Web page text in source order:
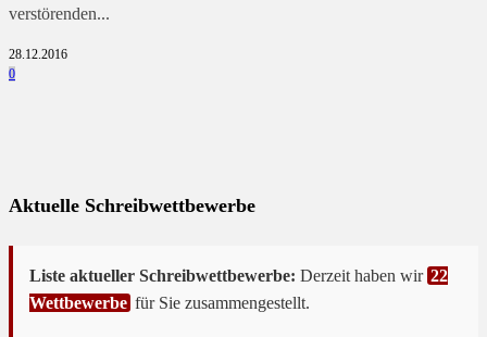
verstörenden...
28.12.2016
0
Aktuelle Schreibwettbewerbe
Liste aktueller Schreibwettbewerbe: Derzeit haben wir 22
Wettbewerbe für Sie zusammengestellt.